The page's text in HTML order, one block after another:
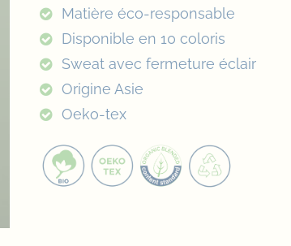
Matière éco-responsable
Disponible en 10 coloris
Sweat avec fermeture éclair
Origine Asie
Oeko-tex